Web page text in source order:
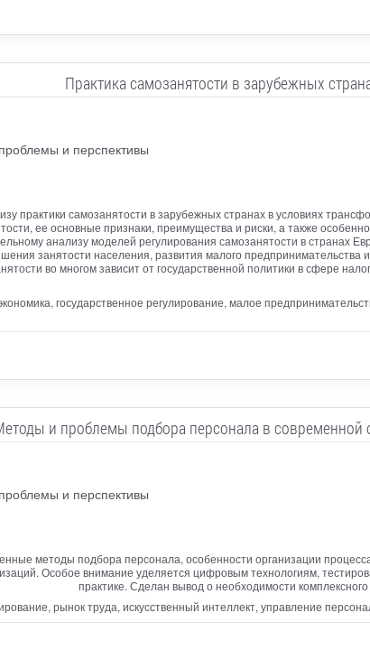
Практика самозанятости в зарубежных
и перспективы
практики самозанятости в зарубежных странах в условиях
ее основные признаки, преимущества и риски, а также
анализу моделей регулирования самозанятости в странах
занятости населения, развития малого
во многом зависит от государственной политики в сфере
государственное регулирование, малое
и проблемы подбора персонала в современной
и перспективы
методы подбора персонала, особенности организации
Особое внимание уделяется цифровым технологиям,
практике. Сделан вывод о необходимости
рынок труда, искусственный интеллект, управление